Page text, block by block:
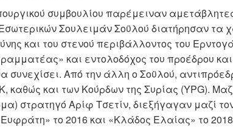
συμβουλίου παρέμειναν
Σουλειμάν Σοϋλού διατήρησαν τα
και του στενού περιβάλλοντος του
και εντολοδόχος του προέδρου
συνεχίσει. Από την άλλη ο Σοϋλού,
καθώς και των Κούρδων της Συρίας (YPG).
στρατηγό Αρίφ Τσετίν, διεξήγαγαν μαζί τον
Ευφράτη» το 2016 και «Κλάδος Ελαίας» το